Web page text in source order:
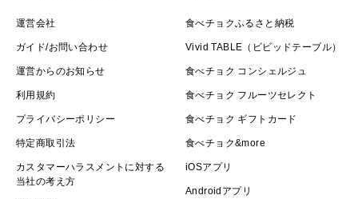
運営会社
ガイド/お問い合わせ
運営からのお知らせ
利用規約
プライバシーポリシー
特定商取引法
カスタマーハラスメントに対する
当社の考え方
食べチョクふるさと納税
Vivid TABLE（ビビッドテーブル）
食べチョク コンシェルジュ
食べチョク フルーツセレクト
食べチョク ギフトカード
食べチョク&more
iOSアプリ
Androidアプリ